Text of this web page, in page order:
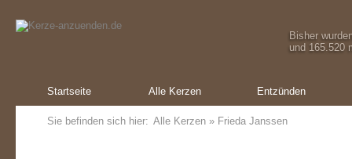
Bisher
und 165.520
Startseite Alle Kerzen Entzünden
Sie befinden sich hier: Alle Kerzen » Frieda Janssen